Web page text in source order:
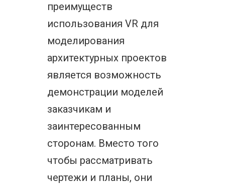
преимуществ
использования VR для
моделирования
архитектурных проектов
является возможность
демонстрации моделей
заказчикам и
заинтересованным
сторонам. Вместо того
чтобы рассматривать
чертежи и планы, они